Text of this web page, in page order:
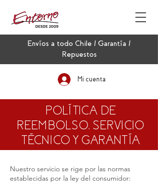
Envíos a todo Chile / Garantía /
Repuestos
Mi cuenta
POLÍTICA DE
REEMBOLSO, SERVICIO
TÉCNICO Y GARANTÍA
Nuestro servicio se rige por las normas
establecidas por la ley del consumidor: